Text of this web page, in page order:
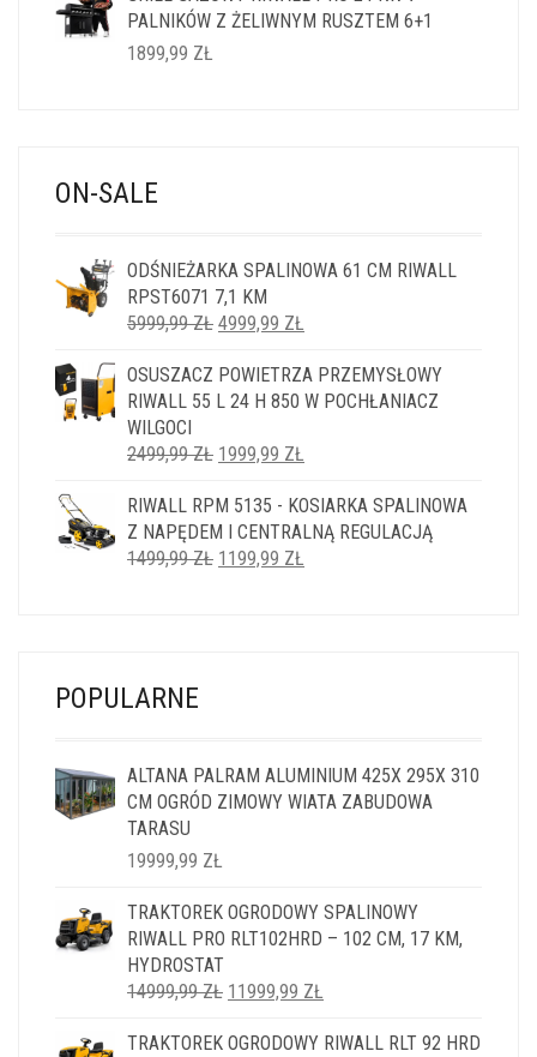
PALNIKÓW Z ŻELIWNYM RUSZTEM 6+1
1899,99 ZŁ
ON-SALE
ODŚNIEŻARKA SPALINOWA 61 CM RIWALL
RPST6071 7,1 KM
5999,99ZŁ PIERWOTNA
WYNOSIŁA:
5999,99 ZŁ.
4999,99 ZŁ
WYNOSI:
4999,99 ZŁ.
OSUSZACZ POWIETRZA PRZEMYSŁOWY
RIWALL 55 L 24 H 850 W POCHŁANIACZ
WILGOCI
2499,99ZŁ PIERWOTNA
WYNOSIŁA:
2499,99 ZŁ.
1999,99 ZŁ
WYNOSI:
1999,99 ZŁ.
RIWALL RPM 5135 - KOSIARKA SPALINOWA
Z NAPĘDEM I CENTRALNĄ REGULACJĄ
1499,99ZŁ PIERWOTNA
1199,99 ZŁ
POPULARNE
ALTANA PALRAM ALUMINIUM 425X 295X 310
CM OGRÓD ZIMOWY WIATA ZABUDOWA
TARASU
19999,99 ZŁ
TRAKTOREK OGRODOWY SPALINOWY
RIWALL PRO RLT102HRD – 102 CM, 17 KM,
HYDROSTAT
14999,99ZŁ PIERWOTNA
WYNOSIŁA:
11999,99 ZŁ
WYNOSI:
TRAKTOREK OGRODOWY RIWALL RLT 92 HRD